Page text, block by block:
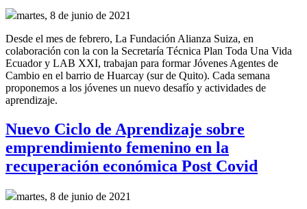
martes, 8 de junio de 2021
Desde el mes de febrero, La Fundación Alianza Suiza, en
colaboración con la con la Secretaría Técnica Plan Toda Una Vida
Ecuador y LAB XXI, trabajan para formar Jóvenes Agentes de
Cambio en el barrio de Huarcay (sur de Quito). Cada semana
proponemos a los jóvenes un nuevo desafío y actividades de
aprendizaje.
Nuevo Ciclo de Aprendizaje sobre
emprendimiento femenino en la
recuperación económica Post Covid
martes, 8 de junio de 2021